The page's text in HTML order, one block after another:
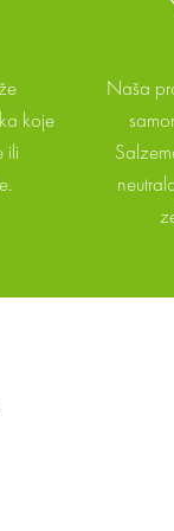
koje
ili
Naša